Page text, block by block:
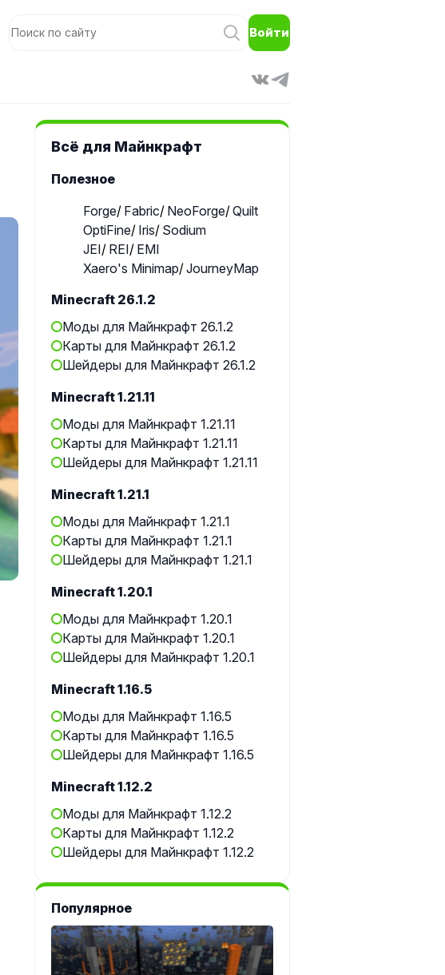
Войти
Всё для Майнкрафт
Полезное
Forge Fabric NeoForge Quilt
OptiFine Iris Sodium
JEI REI EMI
Xaero's Minimap JourneyMap
Minecraft 26.1.2
Моды для Майнкрафт 26.1.2
Карты для Майнкрафт 26.1.2
Шейдеры для Майнкрафт 26.1.2
Minecraft 1.21.11
Моды для Майнкрафт 1.21.11
Карты для Майнкрафт 1.21.11
Шейдеры для Майнкрафт 1.21.11
Minecraft 1.21.1
Моды для Майнкрафт 1.21.1
Карты для Майнкрафт 1.21.1
Шейдеры для Майнкрафт 1.21.1
Minecraft 1.20.1
Моды для Майнкрафт 1.20.1
Карты для Майнкрафт 1.20.1
Шейдеры для Майнкрафт 1.20.1
Minecraft 1.16.5
Моды для Майнкрафт 1.16.5
Карты для Майнкрафт 1.16.5
Шейдеры для Майнкрафт 1.16.5
Minecraft 1.12.2
Моды для Майнкрафт 1.12.2
Карты для Майнкрафт 1.12.2
Шейдеры для Майнкрафт 1.12.2
Популярное